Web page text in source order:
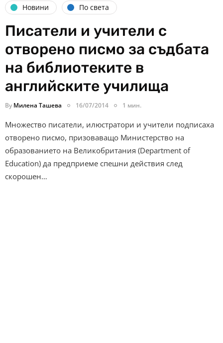
Новини По света
Писатели и учители с
отворено писмо за съдбата
на библиотеките в
английските училища
By Милена Ташева 16/07/2014 1 мин.
Множество писатели, илюстратори и учители подписаха
отворено писмо, призоваващо Министерство на
образованието на Великобритания (Department of
Education) да предприеме спешни действия след
скорошен…